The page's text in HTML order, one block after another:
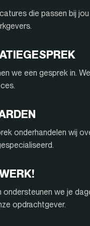
die passen bij
we een gesprek in.
onderhandelen wij
ondersteunen we je
opdrachtgever.